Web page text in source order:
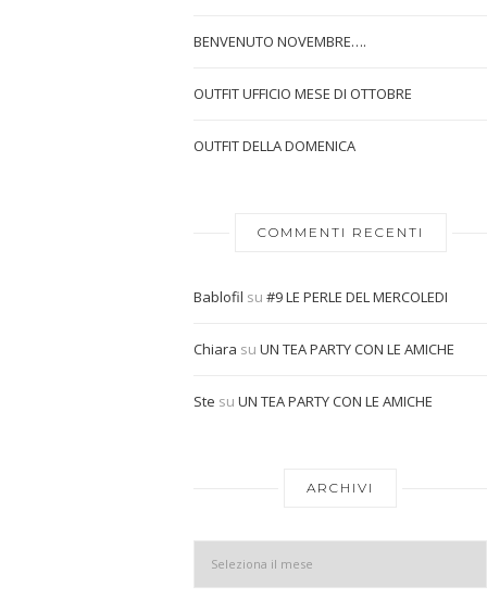
BENVENUTO NOVEMBRE….
OUTFIT UFFICIO MESE DI OTTOBRE
OUTFIT DELLA DOMENICA
COMMENTI RECENTI
Bablofil su #9 LE PERLE DEL MERCOLEDI
Chiara su UN TEA PARTY CON LE AMICHE
Ste su UN TEA PARTY CON LE AMICHE
ARCHIVI